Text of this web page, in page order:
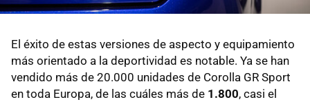
El éxito de estas versiones de aspecto y equipamiento
más orientado a la deportividad es notable. Ya se han
vendido más de 20.000 unidades de Corolla GR Sport
en toda Europa, de las cuáles más de 1.800, casi el